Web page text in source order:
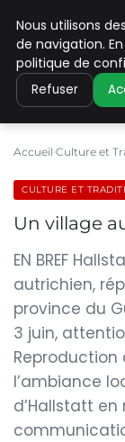
Accueil Culture et
CULTURE ET
Un village
EN BREF
autrichien,
province du
3 juin,
l’ambiance
d’Hallstatt
Nous utilisons
de navigation.
politique de
Refuser